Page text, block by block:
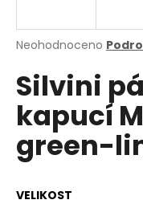
Průměrné
produktu
je
0,0
5
hvězdiček.
Neohodnoceno
Silvini
kapucí
green-
VELIKOST
j
t
?